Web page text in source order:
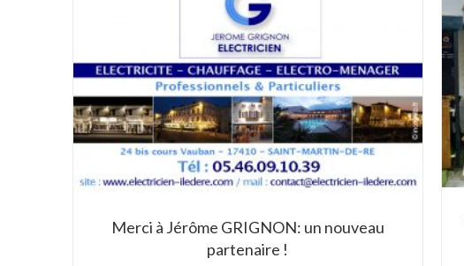
Merci à Jérôme GRIGNON: un nouveau
partenaire !